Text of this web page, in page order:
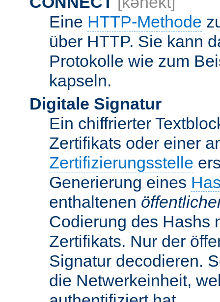
Eine HTTP-Methode
über HTTP. Sie kann
Protokolle wie zum
kapseln.
Digitale Signatur
Ein chiffrierter
Zertifikats oder einer
Zertifizierungsstelle
Generierung eines
enthaltenen
Codierung des Hashs
Zertifikats. Nur der
Signatur decodieren.
die Netwerkeinheit,